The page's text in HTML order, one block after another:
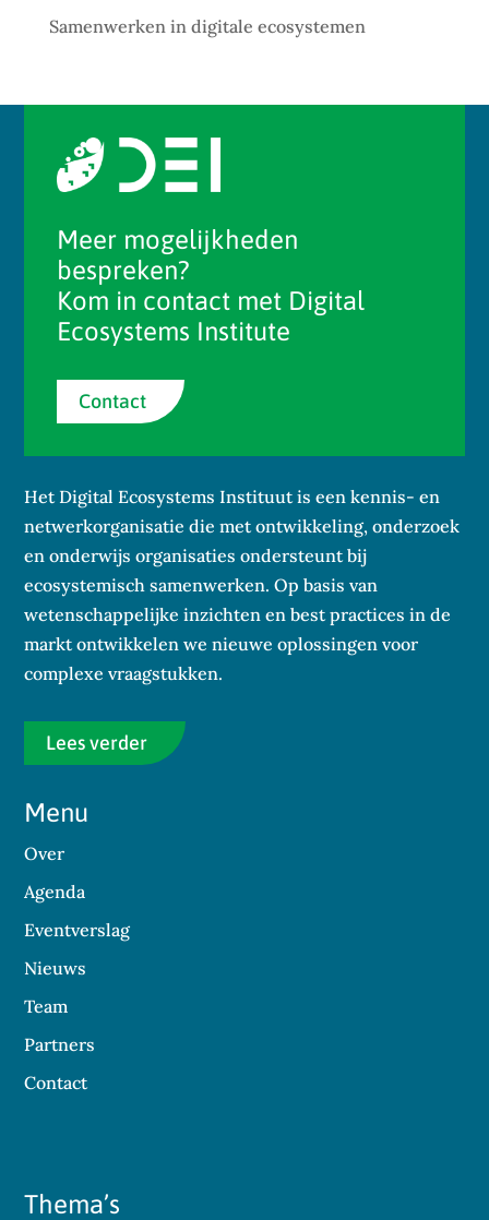
Samenwerken in digitale ecosystemen
Meer mogelijkheden
bespreken?
Kom in contact met Digital
Ecosystems Institute
Contact
Het Digital Ecosystems Instituut is een kennis- en
netwerkorganisatie die met ontwikkeling, onderzoek
en onderwijs organisaties ondersteunt bij
ecosystemisch samenwerken. Op basis van
wetenschappelijke inzichten en best practices in de
markt ontwikkelen we nieuwe oplossingen voor
complexe vraagstukken.
Lees verder
Menu
Over
Agenda
Eventverslag
Nieuws
Team
Partners
Contact
Thema’s